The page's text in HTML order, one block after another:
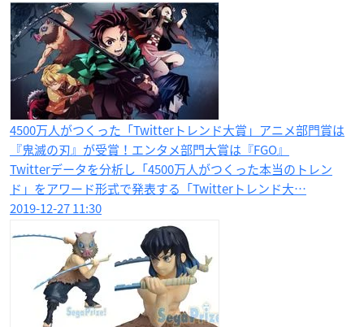
4500万人がつくった「Twitterトレンド大賞」アニメ部門賞は
『鬼滅の刃』が受賞！エンタメ部門大賞は『FGO』
Twitterデータを分析し「4500万人がつくった本当のトレン
ド」をアワード形式で発表する「Twitterトレンド大…
2019-12-27 11:30